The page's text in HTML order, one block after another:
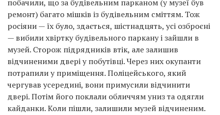
побачили, що за будівельним парканом (у музеї був
ремонт) багато мішків із будівельним сміттям. Тож
росіяни — їх було, здається, шістнадцять, усі озброєні
— вибили хвіртку будівельного паркану і зайшли в
музей. Сторож підрядників втік, але залишив
відчиненими двері у побутівці. Через них окупанти
потрапили у приміщення. Поліцейського, який
чергував усередині, вони примусили відчинити
двері. Потім його поклали обличчям униз та одягли
кайданки. Коли пішли, залишили музей відчиненим.